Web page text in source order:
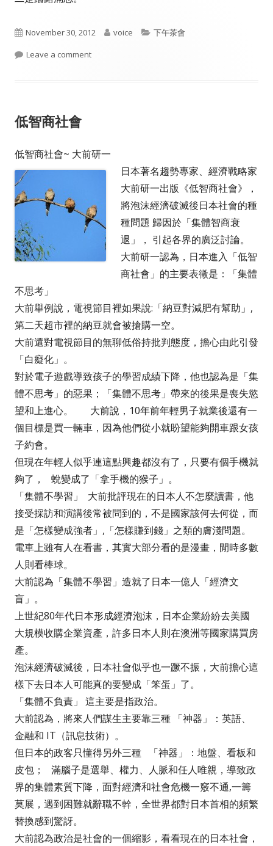
Published
on
November 30, 2012 Author
voice Categories
下午茶會
Leave a commenton 許多感觸，換來覺醒
低智商社會
低智商社會~ 大前研一
日本著名趨勢專家、經濟戰略家
大前研一出版《低智商社會》，
將泡沫經濟破滅後日本社會的種
種問題 歸因於「集體智商衰
退」， 引起各界的廣泛討論。
大前研一認為，日本進入「低智
商社會」的主要表徵是：「集體
不思考」
大前舉例說，電視節目裡如果說:「納豆對減肥有幫助」,
第二天超市裡的納豆就會被搶購一空。
大前還對電視節目的無聊低俗持批判態度，擔心由此引發
「白癡化」。
對於電子遊戲導致孩子的學習成績下降，他也認為是「集
體不思考」的惡果；「集體不思考」帶來的後果是喪失慾
望和上進心。 大前說，10年前年輕男子就業後還有一
個目標是買一輛車，因為他們從小就盼望能夠開車跟女孩
子約會。
但現在年輕人似乎連這點興趣都沒有了，只要有個手機就
夠了， 蛻變成了「拿手機的猴子」。
「集體不學習」 大前批評現在的日本人不怎麼讀書，他
接受採訪和演講後常被問到的，不是國家該何去何從，而
是「怎樣變成強者」,「怎樣賺到錢」之類的膚淺問題。
電車上雖有人在看書，其實大部分看的是漫畫，閒時多數
人則看棒球。
大前認為「集體不學習」造就了日本一億人「經濟文
盲」。
上世紀80年代日本形成經濟泡沫，日本企業紛紛去美國
大規模收購企業資產，許多日本人則在澳洲等國家購買房
產。
泡沫經濟破滅後，日本社會似乎也一蹶不振，大前擔心這
樣下去日本人可能真的要變成「笨蛋」了。
「集體不負責」 這主要是指政治。
大前認為，將來人們謀生主要靠三種 「神器」：英語、
金融和 IT（訊息技術）。
但日本的政客只懂得另外三種 「神器」：地盤、看板和
皮包； 滿腦子是選舉、權力、人脈和任人唯親，導致政
界的集體素質下降，面對經濟和社會危機一竅不通,一籌
莫展，遇到困難就辭職不幹，全世界都對日本首相的頻繁
替換感到驚訝。
大前認為政治是社會的一個縮影，看看現在的日本社會，